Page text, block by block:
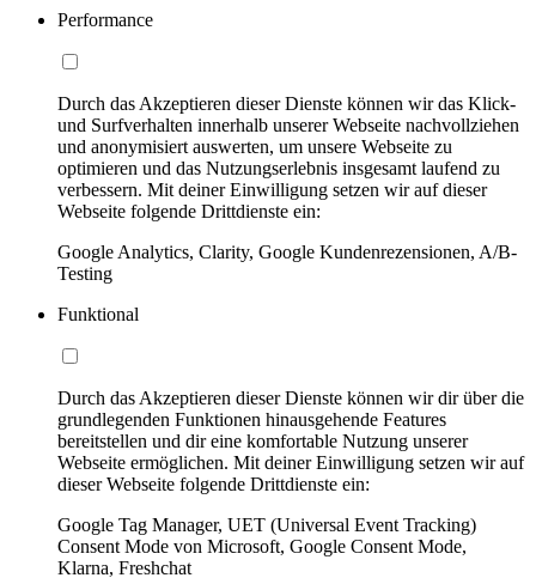
Performance
Durch das Akzeptieren dieser Dienste können wir das Klick-
und Surfverhalten innerhalb unserer Webseite nachvollziehen
und anonymisiert auswerten, um unsere Webseite zu
optimieren und das Nutzungserlebnis insgesamt laufend zu
verbessern. Mit deiner Einwilligung setzen wir auf dieser
Webseite folgende Drittdienste ein:
Google Analytics, Clarity, Google Kundenrezensionen, A/B-
Testing
Funktional
Durch das Akzeptieren dieser Dienste können wir dir über die
grundlegenden Funktionen hinausgehende Features
bereitstellen und dir eine komfortable Nutzung unserer
Webseite ermöglichen. Mit deiner Einwilligung setzen wir auf
dieser Webseite folgende Drittdienste ein:
Google Tag Manager, UET (Universal Event Tracking)
Consent Mode von Microsoft, Google Consent Mode,
Klarna, Freshchat